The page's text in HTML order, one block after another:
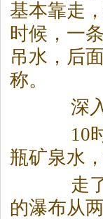
基本靠走
时候，一
吊水，后
称。
深入
10时
瓶矿泉水
走了
的瀑布从